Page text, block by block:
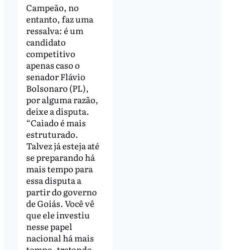
Campeão, no
entanto, faz uma
ressalva: é um
candidato
competitivo
apenas caso o
senador Flávio
Bolsonaro (PL),
por alguma razão,
deixe a disputa.
“Caiado é mais
estruturado.
Talvez já esteja até
se preparando há
mais tempo para
essa disputa a
partir do governo
de Goiás. Você vê
que ele investiu
nesse papel
nacional há mais